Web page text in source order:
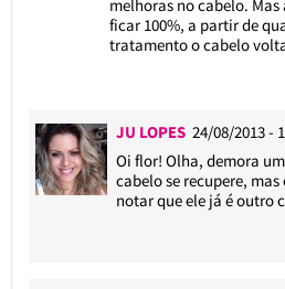
melhoras no cabelo.
ficar 100%, a partir de
tratamento o cabelo
JU LOPES 24/08/2013 -
Oi flor! Olha, demora
cabelo se recupere, mas
notar que ele já é outro